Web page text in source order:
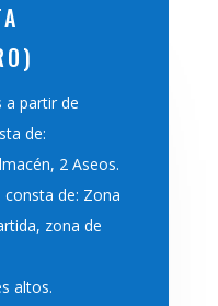
a partir de
de:
2 Aseos.
de: Zona
zona de
altos.